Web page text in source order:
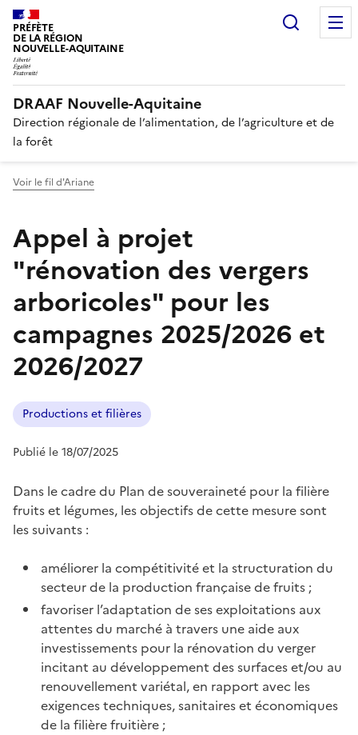
PRÉFÈTE
DE LA RÉGION
NOUVELLE-AQUITAINE
DRAAF Nouvelle-Aquitaine
Direction régionale de l’alimentation, de l’agriculture et de
la forêt
Voir le fil d'Ariane
Appel à projet
"rénovation des vergers
arboricoles" pour les
campagnes 2025/2026 et
2026/2027
Productions et filières
Publié le 18/07/2025
Dans le cadre du Plan de souveraineté pour la filière
fruits et légumes, les objectifs de cette mesure sont
les suivants :
améliorer la compétitivité et la structuration du
secteur de la production française de fruits ;
favoriser l’adaptation de ses exploitations aux
attentes du marché à travers une aide aux
investissements pour la rénovation du verger
incitant au développement des surfaces et/ou au
renouvellement variétal, en rapport avec les
exigences techniques, sanitaires et économiques
de la filière fruitière ;